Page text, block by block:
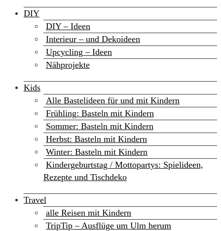
DIY
DIY – Ideen
Interieur – und Dekoideen
Upcycling – Ideen
Nähprojekte
Kids
Alle Bastelideen für und mit Kindern
Frühling: Basteln mit Kindern
Sommer: Basteln mit Kindern
Herbst: Basteln mit Kindern
Winter: Basteln mit Kindern
Kindergeburtstag / Mottopartys: Spielideen,
Rezepte und Tischdeko
Travel
alle Reisen mit Kindern
TripTip – Ausflüge um Ulm herum